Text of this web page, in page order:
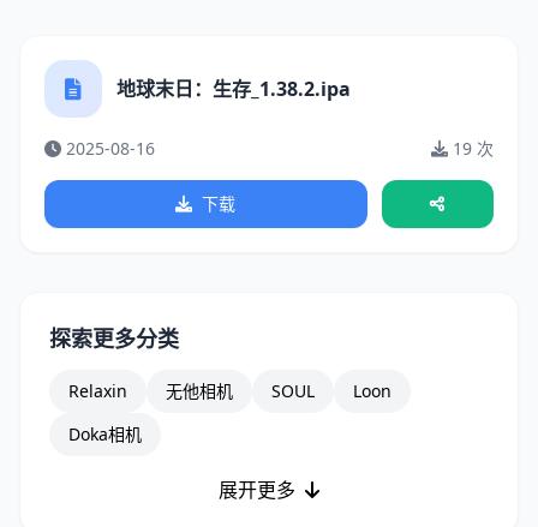
地球末日：生存_1.38.2.ipa
2025-08-16 19 次
下载
探索更多分类
Relaxin 无他相机 SOUL
Loon
Doka相机
展开更多